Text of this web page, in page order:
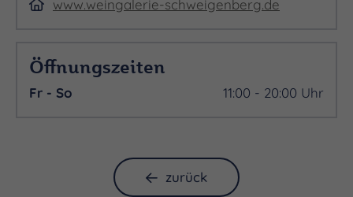
www.weingalerie-schweigenberg.de
Öffnungszeiten
Fr - So 11:00 - 20:00 Uhr
zurück